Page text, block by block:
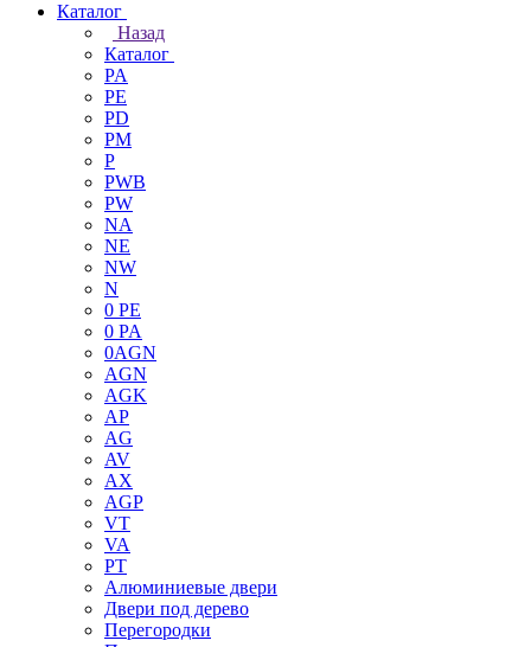
Каталог
Назад
Каталог
PA
PE
PD
PM
P
PWB
PW
NA
NE
NW
N
0 PE
0 PA
0AGN
AGN
AGK
AP
AG
AV
AX
AGP
VT
VA
PT
Алюминиевые двери
Двери под дерево
Перегородки